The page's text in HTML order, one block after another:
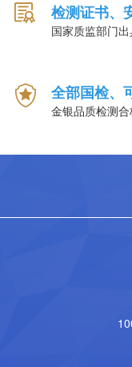
检测证书、
国家质监部门
全部国检、
金银品质检测